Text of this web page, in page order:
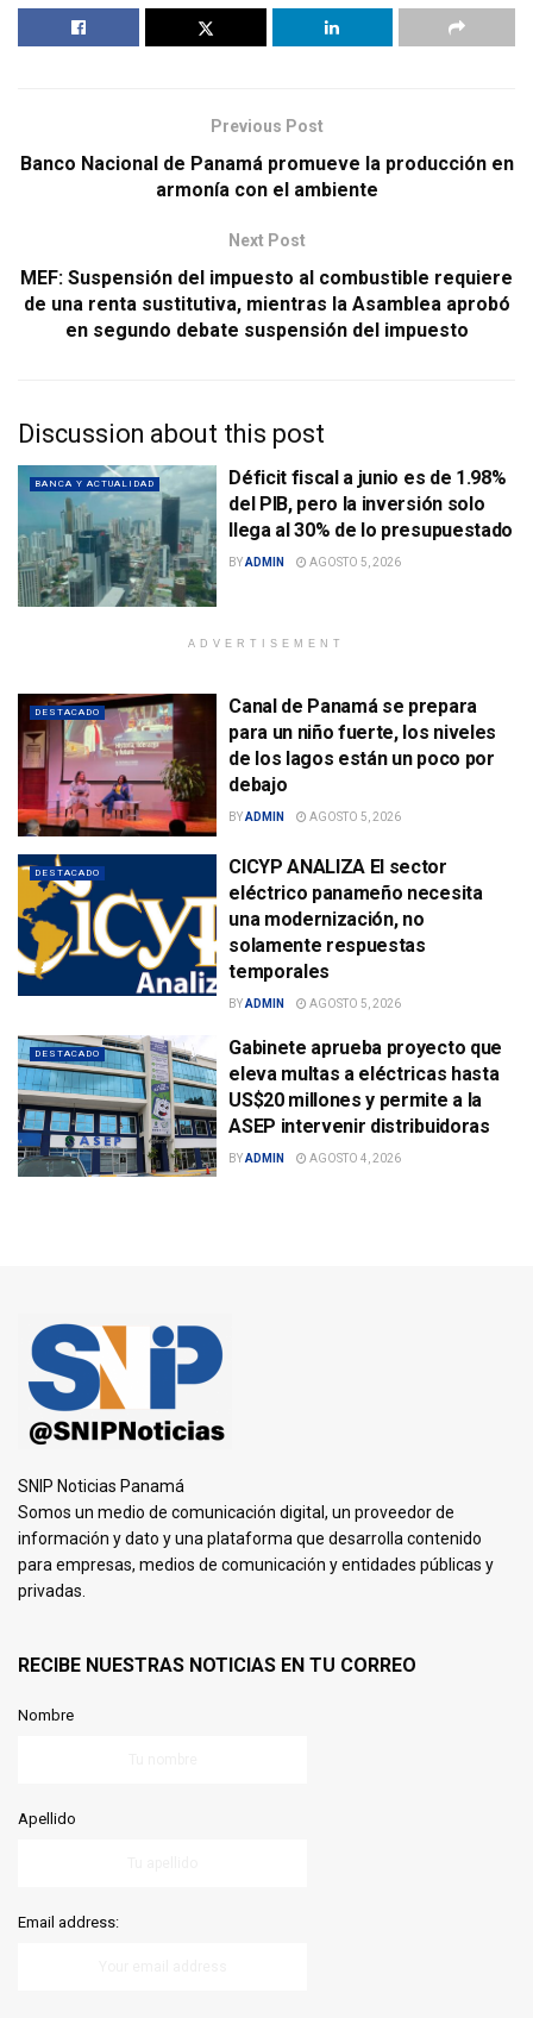
Previous Post
Banco Nacional de Panamá promueve la producción en
armonía con el ambiente
Next Post
MEF: Suspensión del impuesto al combustible requiere
de una renta sustitutiva, mientras la Asamblea aprobó
en segundo debate suspensión del impuesto
Discussion about this post
BANCA Y ACTUALIDAD
Déficit fiscal a junio es de 1.98%
del PIB, pero la inversión solo
llega al 30% de lo presupuestado
BYADMIN AGOSTO 5, 2026
ADVERTISEMENT
DESTACADO
Canal de Panamá se prepara
para un niño fuerte, los niveles
de los lagos están un poco por
debajo
BYADMIN AGOSTO 5, 2026
DESTACADO
CICYP ANALIZA El sector
eléctrico panameño necesita
una modernización, no
solamente respuestas
temporales
BYADMIN AGOSTO 5, 2026
DESTACADO
Gabinete aprueba proyecto que
eleva multas a eléctricas hasta
US$20 millones y permite a la
ASEP intervenir distribuidoras
BYADMIN AGOSTO 4, 2026
SNIP Noticias Panamá
Somos un medio de comunicación digital, un proveedor de
información y dato y una plataforma que desarrolla contenido
para empresas, medios de comunicación y entidades públicas y
privadas.
RECIBE NUESTRAS NOTICIAS EN TU CORREO
Nombre
Apellido
Email address: